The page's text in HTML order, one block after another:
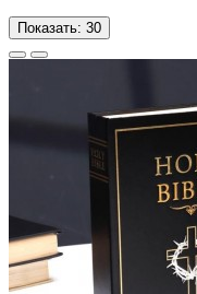
Показать: 30